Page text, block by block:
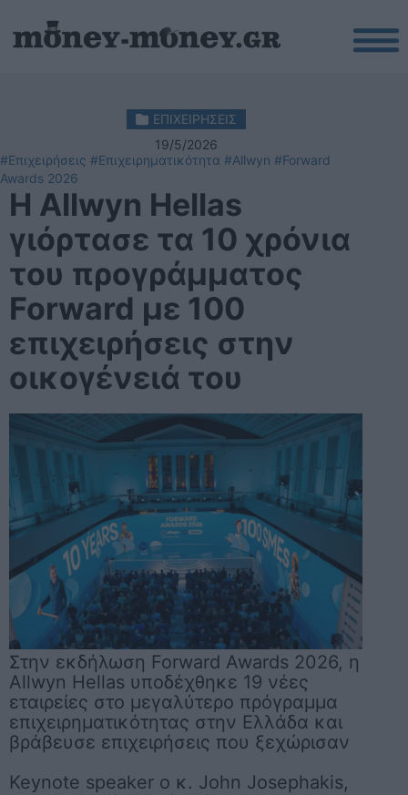
ΕΠΙΧΕΙΡΗΣΕΙΣ
19/5/2026
#Επιχειρήσεις #Επιχειρηματικότητα #Allwyn #Forward
Awards 2026
Η Allwyn Hellas
γιόρτασε τα 10 χρόνια
του προγράμματος
Forward με 100
επιχειρήσεις στην
οικογένειά του
Στην εκδήλωση Forward Awards 2026, η
Allwyn Hellas υποδέχθηκε 19 νέες
εταιρείες στο μεγαλύτερο πρόγραμμα
επιχειρηματικότητας στην Ελλάδα και
βράβευσε επιχειρήσεις που ξεχώρισαν
Keynote speaker ο κ. John Josephakis,